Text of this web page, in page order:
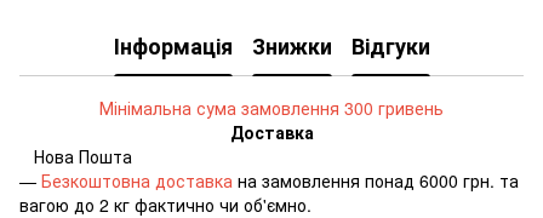
Інформація Знижки Відгуки
Мінімальна сума замовлення 300 гривень
Доставка
Нова Пошта
— Безкоштовна доставка на замовлення понад 6000 грн. та
вагою до 2 кг фактично чи об'ємно.